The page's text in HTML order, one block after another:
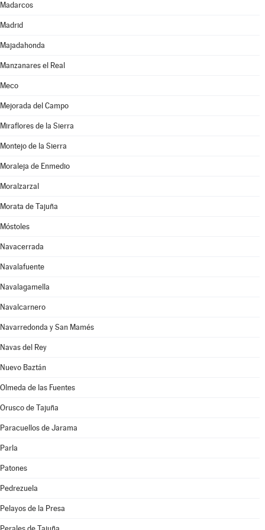
Madarcos
Madrid
Majadahonda
Manzanares el Real
Meco
Mejorada del Campo
Miraflores de la Sierra
Montejo de la Sierra
Moraleja de Enmedio
Moralzarzal
Morata de Tajuña
Móstoles
Navacerrada
Navalafuente
Navalagamella
Navalcarnero
Navarredonda y San Mamés
Navas del Rey
Nuevo Baztán
Olmeda de las Fuentes
Orusco de Tajuña
Paracuellos de Jarama
Parla
Patones
Pedrezuela
Pelayos de la Presa